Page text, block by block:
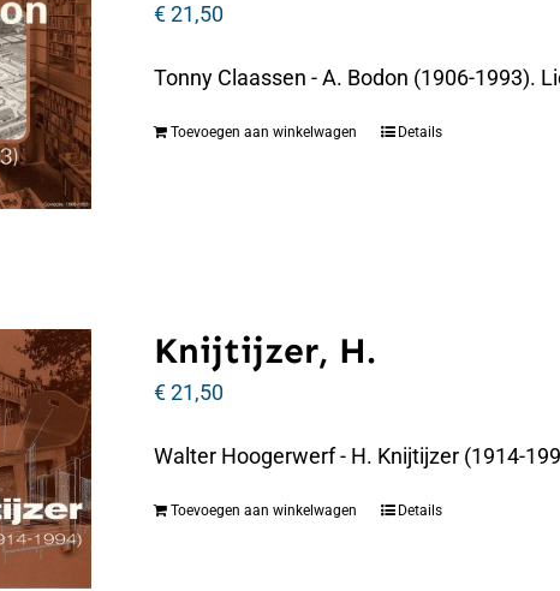
€21,50
Tonny Claassen - A. Bodon (1906-1993).
Toevoegen aan winkelwagen Details
Knijtijzer, H.
€21,50
Walter Hoogerwerf - H. Knijtijzer (1914-
Toevoegen aan winkelwagen Details